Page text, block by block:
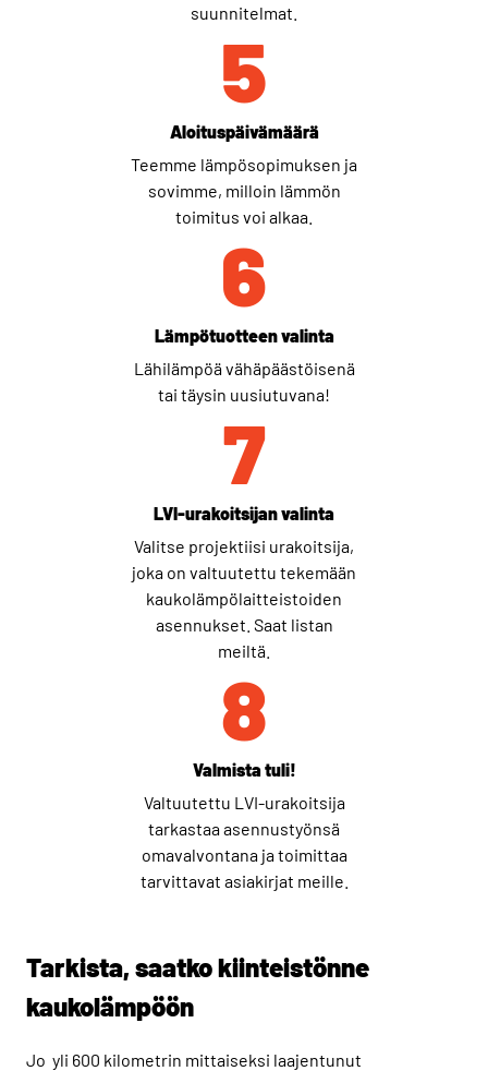
suunnitelmat.
5
Aloituspäivämäärä
Teemme lämpösopimuksen ja
sovimme, milloin lämmön
toimitus voi alkaa.
6
Lämpötuotteen valinta
Lähilämpöä vähäpäästöisenä
tai täysin uusiutuvana!
7
LVI-urakoitsijan valinta
Valitse projektiisi urakoitsija,
joka on valtuutettu tekemään
kaukolämpölaitteistoiden
asennukset. Saat listan
meiltä.
8
Valmista tuli!
Valtuutettu LVI-urakoitsija
tarkastaa asennustyönsä
omavalvontana ja toimittaa
tarvittavat asiakirjat meille.
Tarkista, saatko kiinteistönne
kaukolämpöön
Jo yli 600 kilometrin mittaiseksi laajentunut